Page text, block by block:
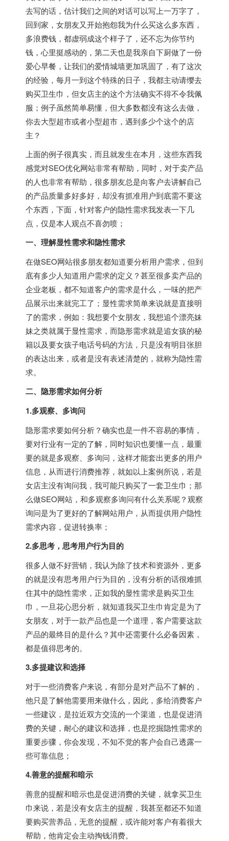
去写的话，估计我们之间的对话可以写上一万字了，
回到家，女朋友又开始抱怨我为什么买这么多东西，
多浪费钱，都虚弱成这个样子了，还不忘为你节约
钱，心里挺感动的，第二天也是我亲自下厨做了一份
爱心早餐，让我们的爱情城墙更加巩固了，有了这次
的经验，每月一到这个特殊的日子，我都主动请缨去
购买卫生巾，但女店主的这个方法确实不得不令我佩
服；例子虽然简单易懂，但大多数都没有这么去做，
你去大型超市或者小型超市，遇到多少个这个的店
主？
上面的例子很真实，而且就发生在本月，这些东西我
感觉对SEO优化网站非常有帮助，同时，对于卖产品
的人也非常有帮助，很多朋友总是向客户去讲解自己
的产品质量多好多好，却没有抓准用户到底需不要这
个东西，下面，针对客户的隐性需求我发表一下几
点，仅是本人观点不喜勿喷；
一、理解显性需求和隐性需求
在做SEO网站很多朋友都知道要分析用户需求，但到
底有多少人知道用户需求的定义？甚至很多卖产品的
企业老板，都不知道客户的需求是什么，一味的把产
品展示出来就完工了；显性需求简单来说就是直接明
了的需求，例如：我想要个女朋友，我想追个漂亮妹
妹之类就属于显性需求，而隐形需求就是追女孩的秘
籍以及要女孩子电话号码的方法，只是没有明目张胆
的表达出来，或者是没有表述清楚的，就称为隐性需
求。
二、隐形需求如何分析
1.多观察、多询问
隐形需求要如何分析？确实也是一件不容易的事情，
要对行业有一定的了解，同时知识也要懂一点，最重
要的就是多观察、多询问，这样才能套出更多的用户
信息，从而进行消费推荐，就如以上案例所说，若是
女店主没有询问我，我可能只购买了一套卫生巾；那
么做SEO网站，和多观察多询问有什么关系呢？观察
询问是为了更好的了解网站用户，从而提供用户隐性
需求内容，促进转换率；
2.多思考，思考用户行为目的
很多人做不好营销，我认为除了技术和资源外，更多
的就是没有思考用户行为目的，没有分析的话很难抓
住其中的隐性需求，正如我的显性需求是购买卫生
巾，一旦花心思分析，就知道我买卫生巾肯定是为了
女朋友，对于一款产品也是一个道理，客户需要这款
产品的最终目的是什么？其中还需要什么必备因素，
都是值得思考的。
3.多提建议和选择
对于一些消费客户来说，有部分是对产品不了解的，
他只是了解他需要用来做什么，因此，多给消费客户
一些建议，是拉近双方交流的一个渠道，也是促进消
费的关键，耐心的建议和选择，也是挖掘隐性需求的
重要步骤，你会发现，不知不觉的客户会自己透露一
些可靠信息；
4.善意的提醒和暗示
善意的提醒和暗示也是促进消费的关键，就拿买卫生
巾来说，若是没有女店主的提醒，我甚至都还不知道
要购买营养品，无意的提醒，或许能对客户有着很大
帮助，他肯定会主动掏钱消费。